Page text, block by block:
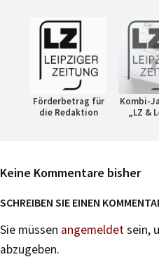
Förderbetrag für
die Redaktion
Kombi-
„LZ &
Keine Kommentare bisher
SCHREIBEN SIE EINEN
Sie müssen angemeldetsein,
abzugeben.